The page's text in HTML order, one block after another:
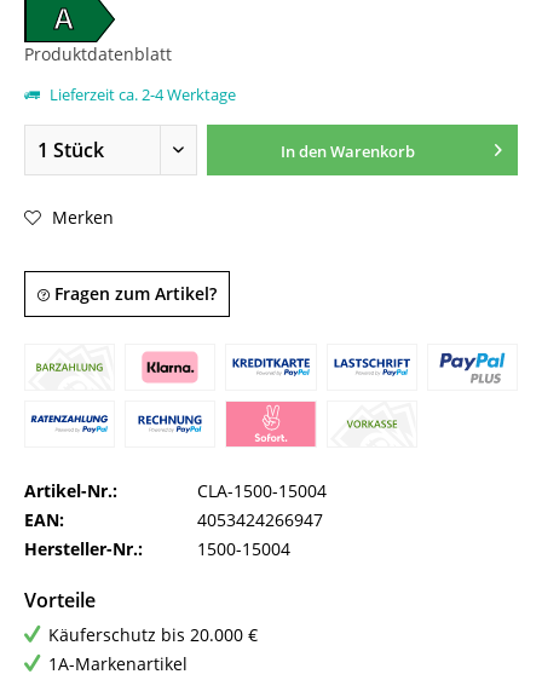
A
Produktdatenblatt
Lieferzeit ca. 2-4 Werktage
In denWarenkorb
Merken
Fragen zum Artikel?
Artikel-Nr.:
CLA-1500-15004
EAN:
4053424266947
Hersteller-Nr.:
1500-15004
Vorteile
Käuferschutz bis 20.000 €
1A-Markenartikel